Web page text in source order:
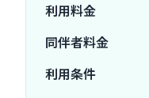
利用料金
同伴者料金
利用条件